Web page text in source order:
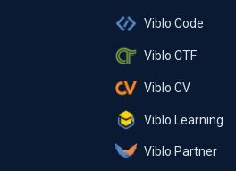
Viblo Code
Viblo CTF
Viblo CV
Viblo Learning
Viblo Partner